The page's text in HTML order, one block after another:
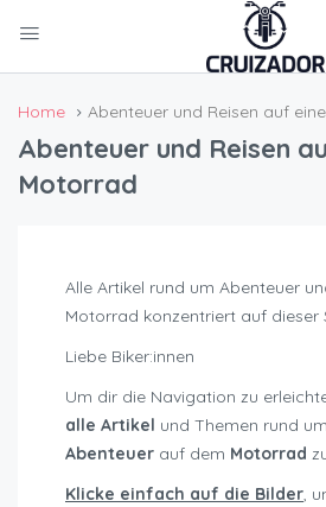
Home Abenteuer und Reisen auf
Abenteuer und Reisen
Motorrad
Alle Artikel rund um Abenteuer
Motorrad konzentriert auf dieser
Liebe Biker:innen
Um dir die Navigation zu
alle Artikel und Themen rund
Abenteuer auf dem Motorrad
Klicke einfach auf die Bilder,